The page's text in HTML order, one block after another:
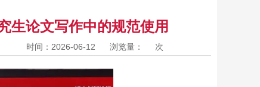
生论文写作中的规范使用
时间：2026-06-12 浏览量： 次